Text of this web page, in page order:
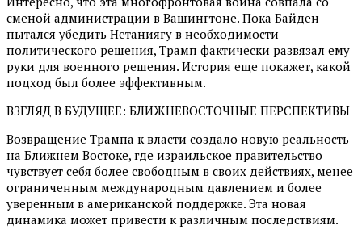
сменой администрации в Вашингтоне. Пока Байден
пытался убедить Нетаниягу в необходимости
политического решения, Трамп фактически развязал ему
руки для военного решения. История еще покажет, какой
подход был более эффективным.
ВЗГЛЯД В БУДУЩЕЕ: БЛИЖНЕВОСТОЧНЫЕ ПЕРСПЕКТИВЫ
Возвращение Трампа к власти создало новую реальность
на Ближнем Востоке, где израильское правительство
чувствует себя более свободным в своих действиях, менее
ограниченным международным давлением и более
уверенным в американской поддержке. Эта новая
динамика может привести к различным последствиям.